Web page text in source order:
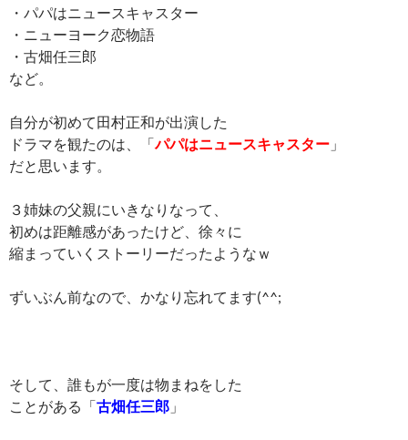
・パパはニュースキャスター
・ニューヨーク恋物語
・古畑任三郎
など。
自分が初めて田村正和が出演した
ドラマを観たのは、「パパはニュースキャスター 」
だと思います。
３姉妹の父親にいきなりなって、
初めは距離感があったけど、徐々に
縮まっていくストーリーだったようなｗ
ずいぶん前なので、かなり忘れてます(^^;
そして、誰もが一度は物まねをした
ことがある「古畑任三郎 」